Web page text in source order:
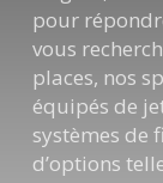
pour
vous
places, nos
équipés de
systèmes de
d’options